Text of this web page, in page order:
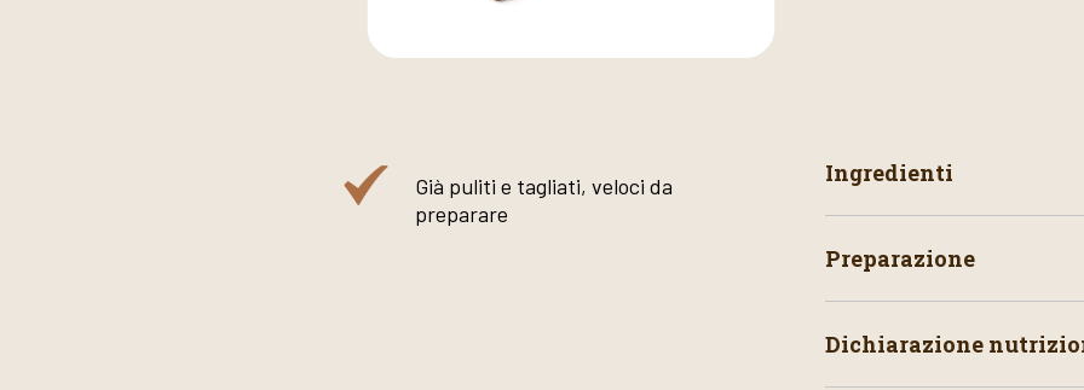
Già puliti e tagliati, veloci da
preparare
Ingredienti
Preparazione
Dichiarazione